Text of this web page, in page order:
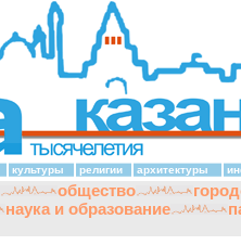
культуры религии архитектуры
общество
наука и образование